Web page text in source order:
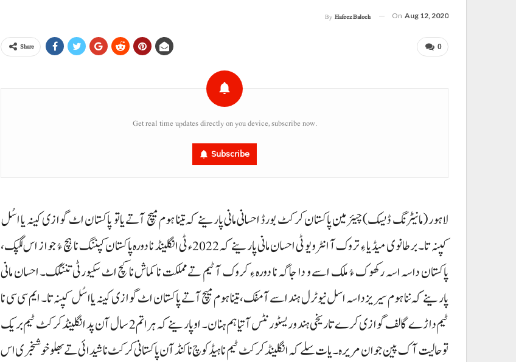
By Hafeez Baloch On Aug 12, 2020
0
Share
Get real time updates directly on you device, subscribe now.
Subscribe
لاہور (مانیٹرنگ ڈیسک) چیئرمین پاکستان کرکٹ بورڈ احسانی مانی پارینے کہ تینا ہوم میچ آتے یاتو پاکستان اٹ گوازی کینہ یا اسُل
کپنہ تا۔ برطانوی میڈیا ءِ تروک آ انٹرویو ٹی احسان مانی پارینے کہ 2022ء ٹی انگلینڈ نا دورہ پاکستان کپننگ نا ہچ ءُ جواز اس لگپک،
پاکستان داسہ اسہ رکھوک ءُ ملک اسے و دا جاگہ نا دورہ ءِ کروک آ ٹیم تے مملکت نا کماش نا کچ اٹ سکیورٹی تننگک۔ احسان مانی
پارینے کہ ننا ہوم سیریز داسہ اسل نیوٹرل ہند اسے آ مفک، تینا ہوم میچ آتے پاکستان اٹ گوازی کینہ یا اسُل کپنہ تا۔ ایم سی سی نا
ٹیم داڑے گالف گوازی کرے تاریخی ہند و ریسٹورنٹس آتیا ہم ہنان۔ او پارینے کہ ہراتم 2 سال آن پد انگلینڈ کرکٹ ٹیم بریک
تو حالیت آک پین جوان مریرہ۔ یات سلے کہ انگلینڈ کرکٹ ٹیم نا ہیڈکوچ نا کنڈآن پاکستانی کرکٹ نا شیدائی تے بھلو خوشخبری اس